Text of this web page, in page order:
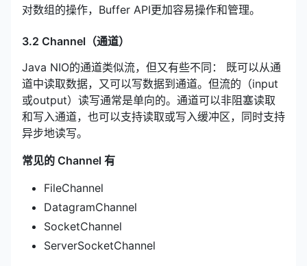
对数组的操作，Buffer API更加容易操作和管理。
3.2 Channel（通道）
Java NIO的通道类似流，但又有些不同： 既可以从通
道中读取数据，又可以写数据到通道。但流的（input
或output）读写通常是单向的。通道可以非阻塞读取
和写入通道，也可以支持读取或写入缓冲区，同时支持
异步地读写。
常见的 Channel 有
FileChannel
DatagramChannel
SocketChannel
ServerSocketChannel